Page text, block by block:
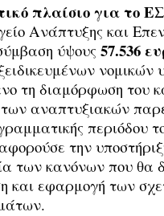
πλαίσιο για το
Ανάπτυξης και
ύψους 57.536
νομικών
τη διαμόρφωση του
των αναπτυξιακών
περιόδου
την
των κανόνων που θα
και εφαρμογή των